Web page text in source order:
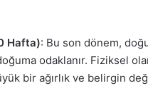
Hafta): Bu son dönem,
odaklanır. Fiziksel
bir ağırlık ve belirgin